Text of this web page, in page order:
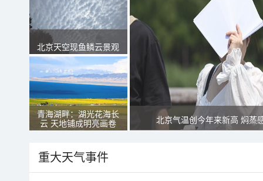
北京天空现鱼鳞云景观
青海湖畔：湖光花海长
云 天地铺成明亮画卷
北京气温创今年来新高 焖蒸
重大天气事件